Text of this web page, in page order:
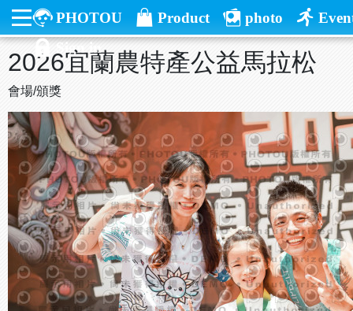
PHOTOU Product photo
Sign in
2026宜蘭農特產公益馬拉松
會場/頒獎